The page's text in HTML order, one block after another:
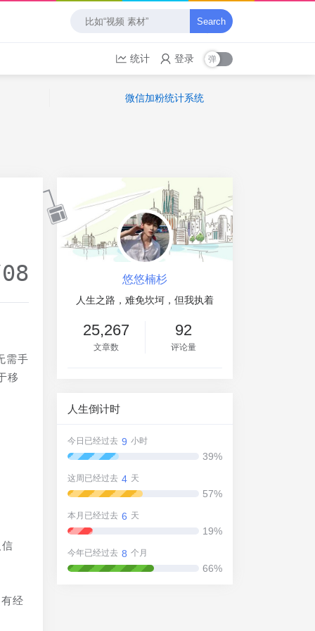
Search
统计 登录
微信加粉统计系统
需手
移
经
悠悠楠杉
人生之路，难免坎坷，但我执着
25,267
文章数
92
评论量
人生倒计时
今日已经过去 9 小时
39%
这周已经过去 4 天
57%
本月已经过去 6 天
19%
今年已经过去 8 个月
66%